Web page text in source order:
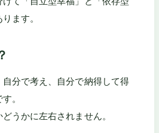
ます。
分で考え、自分で納得して得
。
うかに左右されません。